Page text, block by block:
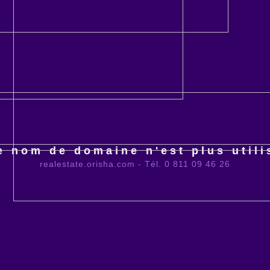
nom de domaine n'est plus
realestate.orisha.com - Tél. 0 811 09 46 26